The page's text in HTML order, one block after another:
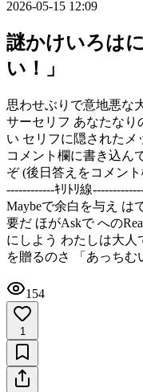
2026-05-15 12:09
謎かけいろは
い！」
思わせぶりで意地悪な
サーセリフ あなたなり
い セリフに隠された
コメント欄に書き込ん
ぞ (後日答えをコメン
------------ｷﾘﾄﾘ線
Maybeで余白を与え は
要だ ほがAskで への
にしよう わたしは大
を贈るのさ 「あっちむ
154
1